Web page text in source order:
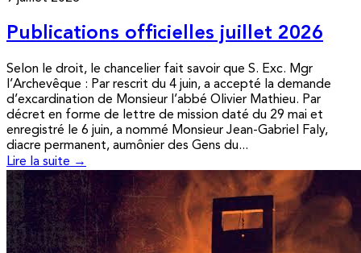
Publications officielles juillet 2026
Selon le droit, le chancelier fait savoir que S. Exc. Mgr
l’Archevêque : Par rescrit du 4 juin, a accepté la demande
d’excardination de Monsieur l’abbé Olivier Mathieu. Par
décret en forme de lettre de mission daté du 29 mai et
enregistré le 6 juin, a nommé Monsieur Jean-Gabriel Faly,
diacre permanent, aumônier des Gens du...
Lire la suite →